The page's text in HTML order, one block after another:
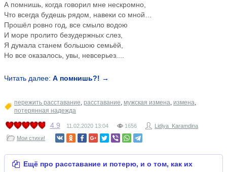
А помнишь, когда говорил мне нескромно,
Что всегда будешь рядом, навеки со мной…
Прошёл ровно год, все смыло водою
И море пролито безудержных слез,
Я думала станем большою семьёй,
Но все оказалось, увы, невсерьез....
Читать далее: А помнишь?! →
пережить расставание, расставание, мужская измена, измена,
потерянная надежда
4.9 11.02.2020 13:04 1656
Lidiya_Karamdina
Мои стихи!
Ещё про расставание и потерю, и о том, как их